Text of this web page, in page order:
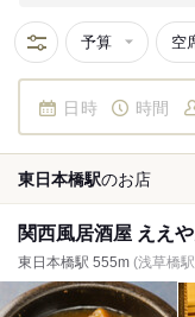
予算 空
日時 時間
東日本橋駅のお店
関西風居酒屋 ええ
東日本橋駅 555m (浅草橋